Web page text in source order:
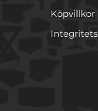
Köpvillkor